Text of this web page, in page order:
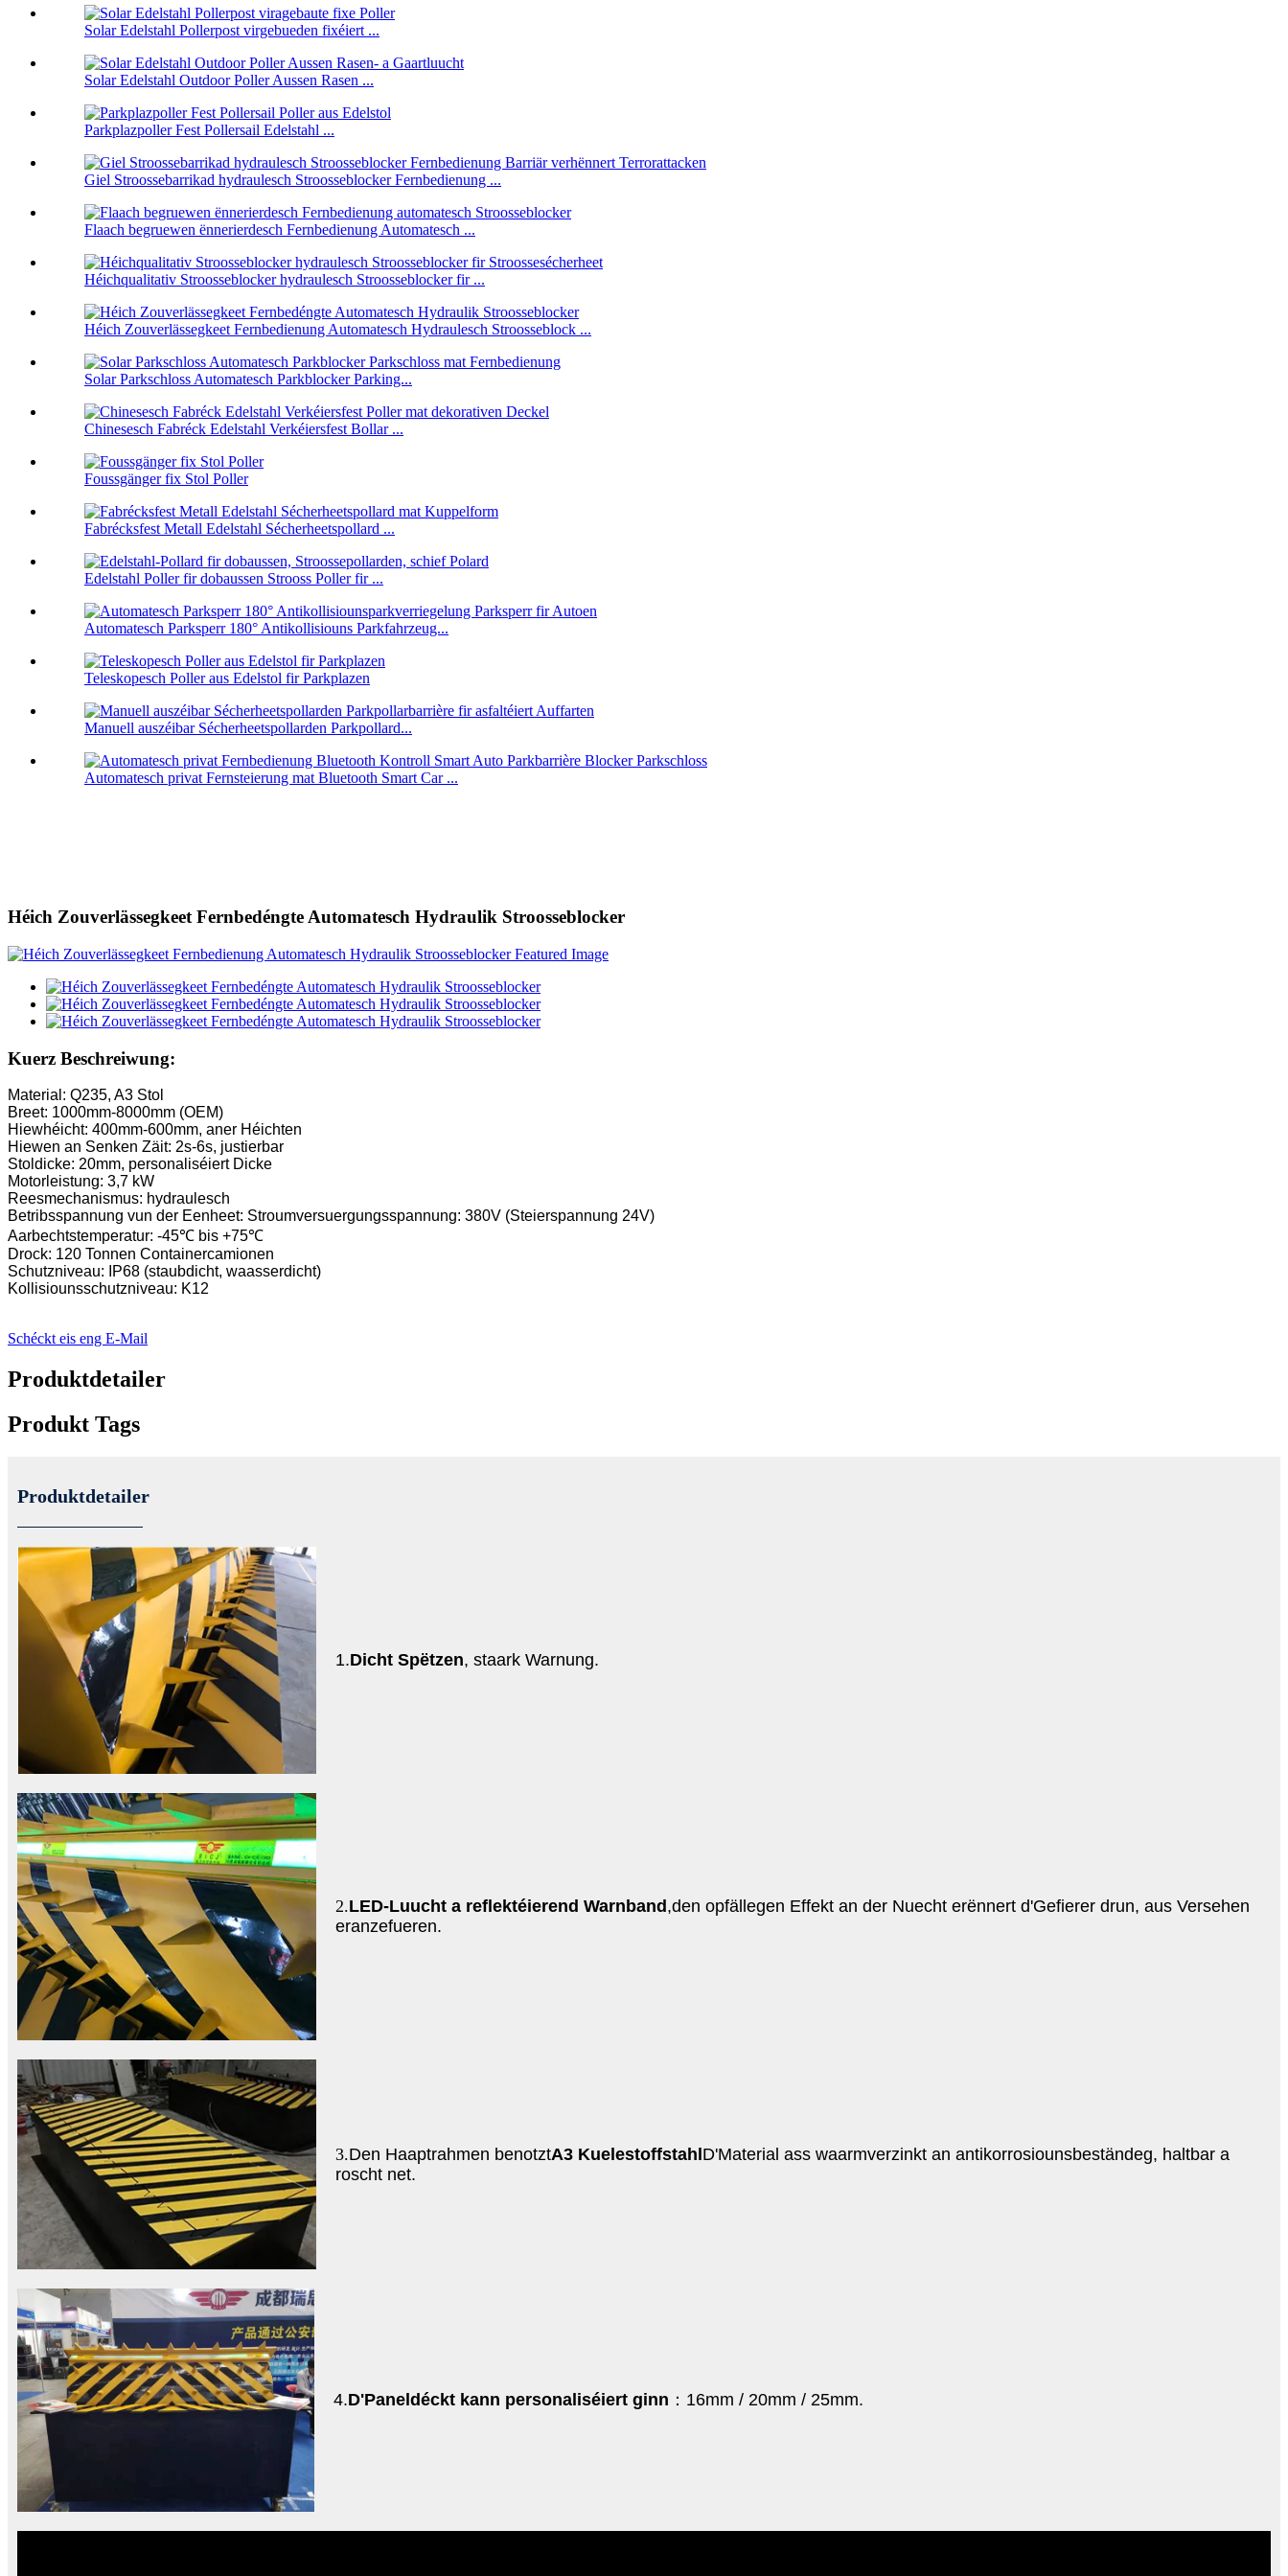
Solar Edelstahl Pollerpost virgebueden fixéiert ...
Solar Edelstahl Outdoor Poller Aussen Rasen ...
Parkplazpoller Fest Pollersail Edelstahl ...
Giel Stroossebarrikad hydraulesch Stroosseblocker Fernbedienung ...
Flaach begruewen ënnerierdesch Fernbedienung Automatesch ...
Héichqualitativ Stroosseblocker hydraulesch Stroosseblocker fir ...
Héich Zouverlässegkeet Fernbedienung Automatesch Hydraulesch Stroosseblock ...
Solar Parkschloss Automatesch Parkblocker Parking...
Chinesesch Fabréck Edelstahl Verkéiersfest Bollar ...
Foussgänger fix Stol Poller
Fabrécksfest Metall Edelstahl Sécherheetspollard ...
Edelstahl Poller fir dobaussen Strooss Poller fir ...
Automatesch Parksperr 180° Antikollisiouns Parkfahrzeug...
Teleskopesch Poller aus Edelstol fir Parkplazen
Manuell auszéibar Sécherheetspollarden Parkpollard...
Automatesch privat Fernsteierung mat Bluetooth Smart Car ...
Héich Zouverlässegkeet Fernbedéngte Automatesch Hydraulik Stroosseblocker
Kuerz Beschreiwung:
Material: Q235, A3 Stol
Breet: 1000mm-8000mm (OEM)
Hiewhéicht: 400mm-600mm, aner Héichten
Hiewen an Senken Zäit: 2s-6s, justierbar
Stoldicke: 20mm, personaliséiert Dicke
Motorleistung: 3,7 kW
Reesmechanismus: hydraulesch
Betribsspannung vun der Eenheet: Stroumversuergungsspannung: 380V (Steierspannung 24V)
Aarbechtstemperatur: -45℃ bis +75℃
Drock: 120 Tonnen Containercamionen
Schutzniveau: IP68 (staubdicht, waasserdicht)
Kollisiounsschutzniveau: K12
Schéckt eis eng E-Mail
Produktdetailer
Produkt Tags
Produktdetailer
1.Dicht Spëtzen, staark Warnung.
2.LED-Luucht a reflektéierend Warnband ,den opfällegen Effekt an der Nuecht erënnert d'Gefierer drun, aus Versehen
eranzefueren.
3.Den Haaptrahmen benotztA3 KuelestoffstahlD'Material ass waarmverzinkt an antikorrosiounsbeständeg, haltbar a
roscht net.
4.D'Paneldéckt kann personaliséiert ginn ：16mm / 20mm / 25mm.